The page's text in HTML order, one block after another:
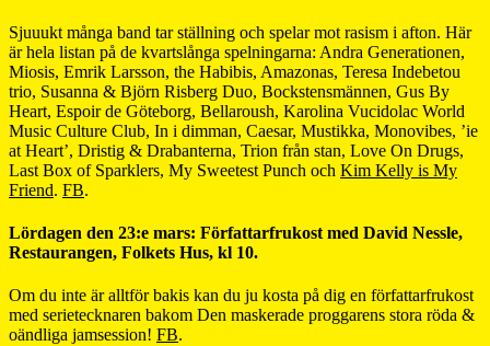
Sjuuukt många band tar ställning och spelar mot rasism i afton. Här
är hela listan på de kvartslånga spelningarna: Andra Generationen,
Miosis, Emrik Larsson, the Habibis, Amazonas, Teresa Indebetou
trio, Susanna & Björn Risberg Duo, Bockstensmännen, Gus By
Heart, Espoir de Göteborg, Bellaroush, Karolina Vucidolac World
Music Culture Club, In i dimman, Caesar, Mustikka, Monovibes, ’ie
at Heart’, Dristig & Drabanterna, Trion från stan, Love On Drugs,
Last Box of Sparklers, My Sweetest Punch och Kim Kelly is My
Friend. FB.
Lördagen den 23:e mars: Författarfrukost med David Nessle,
Restaurangen, Folkets Hus, kl 10.
Om du inte är alltför bakis kan du ju kosta på dig en författarfrukost
med serietecknaren bakom Den maskerade proggarens stora röda &
oändliga jamsession! FB.